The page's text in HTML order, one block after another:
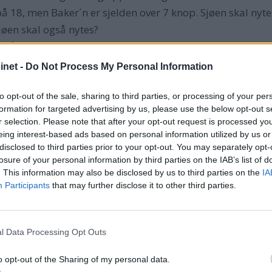
- Do Not Process My Personal Information
opt-out of the sale, sharing to third parties, or processing of your
for targeted advertising by us, please use the below opt-out
selection. Please note that after your opt-out request is processed
interest-based ads based on personal information utilized by us
to third parties prior to your opt-out. You may separately
of your personal information by third parties on the IAB’s list of
This information may also be disclosed by us to third parties on the
Participants that may further disclose it to other third parties.
Data Processing Opt Outs
opt-out of the Sharing of my personal data.
men Baker´n er sjelden over 7 knop. Sjøen skal
skal også nytes?
å spise fisk, da, røper han litt skamfull.
Askeladden, med rigg og alt som skal til for å
Mye fin fisk i Oslofjorden, mye ørret, men enda
Han henger Askeladden bak på bilkroken og kjører
utenfor stuedøra hans i Østfolds skjærgård, likevel
tar jeg 6-700 ørret hvert år. Har fiska siden jeg har
gått på tidligere. Hver gang det blir fangst, trykker
mann. På trolling kan 16 timer i døgnet gå med i
ti stenger og hundrevis av sluker, sier han. Men det